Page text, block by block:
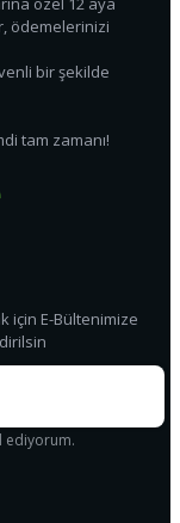
ödemelerinizi
bir şekilde
tam zamanı!
için E-Bültenimize
ediyorum.